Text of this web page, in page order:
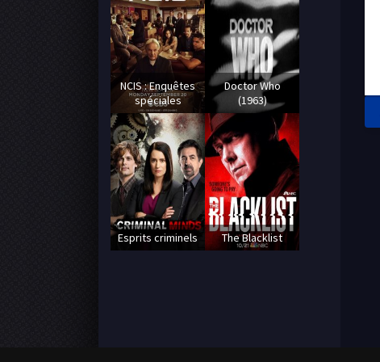
NCIS : Enquêtes
spéciales
Doctor Who
(1963)
Esprits criminels The Blacklist